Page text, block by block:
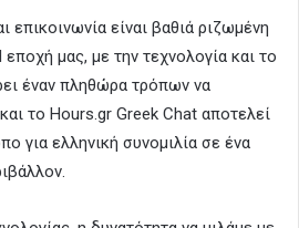
επικοινωνία είναι βαθιά ριζωμένη
μας, με την τεχνολογία και το
έναν πληθώρα τρόπων να
το Hours.gr Greek Chat αποτελεί
για ελληνική συνομιλία σε ένα